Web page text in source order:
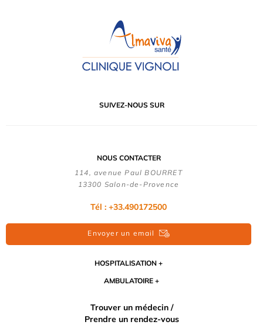
SUIVEZ-NOUS SUR
NOUS CONTACTER
114, avenue Paul BOURRET
13300 Salon-de-Provence
Tél : +33.490172500
Envoyer un email
HOSPITALISATION
AMBULATOIRE
Trouver un médecin /
Prendre un rendez-vous